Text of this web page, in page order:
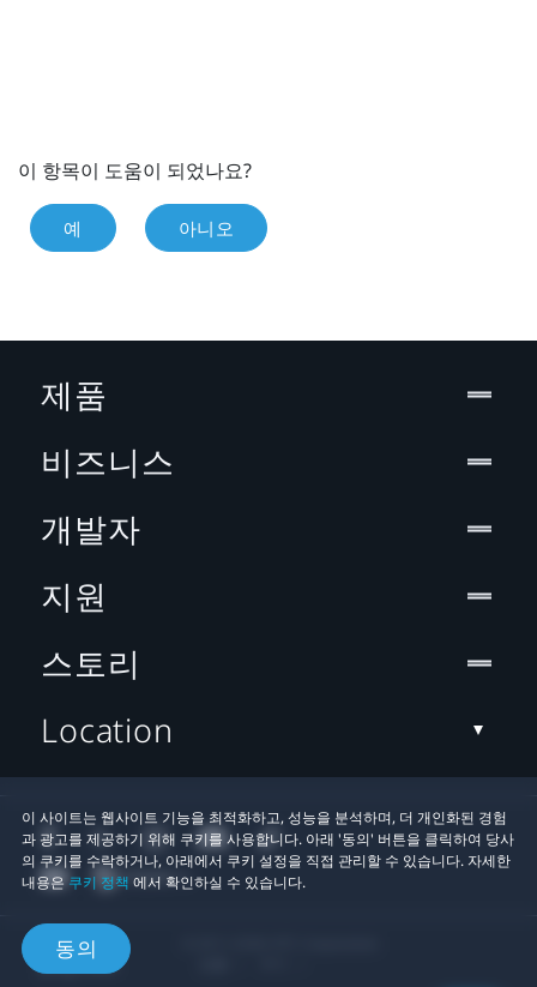
이 항목이 도움이 되었나요?
예 아니오
이 사이트는 웹사이트 기능을 최적화하고, 성능을 분석하며, 더 개인화된 경험
과 광고를 제공하기 위해 쿠키를 사용합니다. 아래 '동의' 버튼을 클릭하여 당사
의 쿠키를 수락하거나, 아래에서 쿠키 설정을 직접 관리할 수 있습니다. 자세한
내용은 쿠키 정책 에서 확인하실 수 있습니다.
동의
제품
비즈니스
개발자
지원
스토리
Location